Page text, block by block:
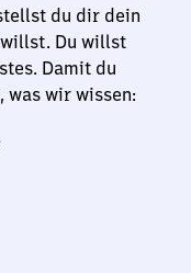
du dir dein
willst. Du willst
Damit du
was wir wissen: